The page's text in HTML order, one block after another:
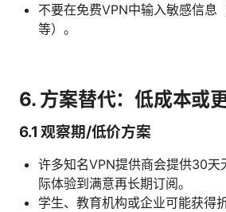
不要在免费VPN中输入敏感信息
等）。
6. 方案替代：低成本或
6.1 观察期/低价方案
许多知名VPN提供商会提供30天
际体验到满意再长期订阅。
学生、教育机构或企业可能获得